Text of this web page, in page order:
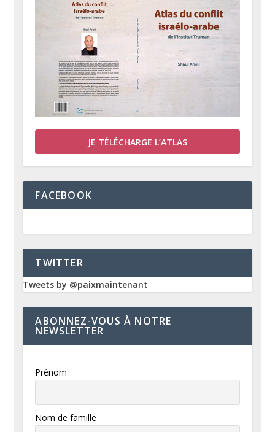
JE TÉLÉCHARGE L’ATLAS
FACEBOOK
TWITTER
Tweets by @paixmaintenant
ABONNEZ-VOUS À NOTRE
NEWSLETTER
Prénom
Nom de famille